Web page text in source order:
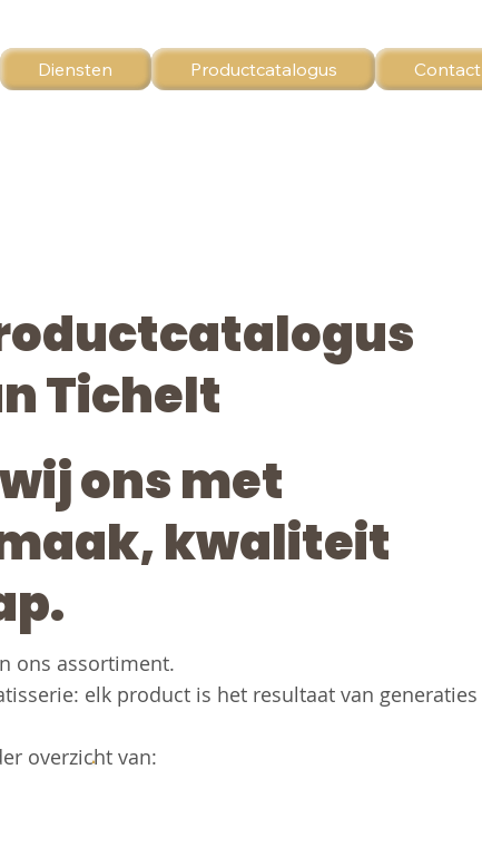
Diensten Productcatalogus Contact
Tichelt
ons met
kwaliteit
ons assortiment.
elk product is het resultaat van generaties
overzicht van: